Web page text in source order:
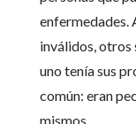
enfermedades.
inválidos, otros
uno tenía sus
común: eran
mismos.